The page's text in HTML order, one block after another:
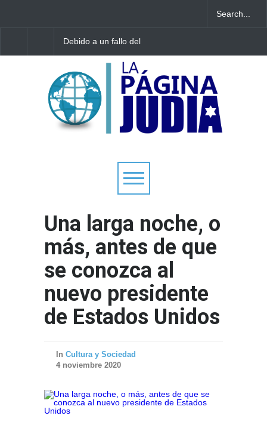
Debido a un fallo del
tribunales rabínicos se
enfrentan a un cierre a
partir del domingo
gubernamental
aterrizar en la niebla
Una larga noche, o
más, antes de que
se conozca al
nuevo presidente
de Estados Unidos
In Cultura y Sociedad
4 noviembre 2020